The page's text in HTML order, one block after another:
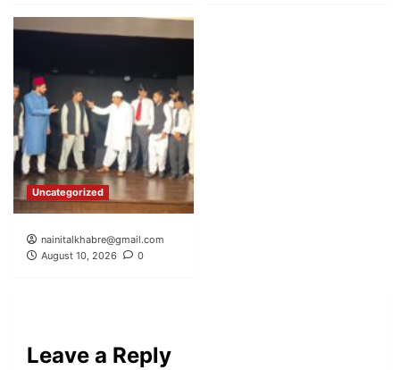
Uncategorized
nainitalkhabre@gmail.com
August 10, 2026
0
Leave a Reply